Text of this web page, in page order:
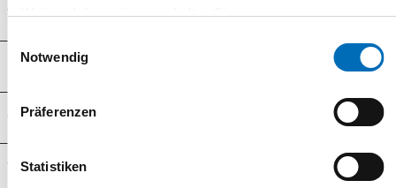
Weitere Informationen erhalten Sie in unseren
Einwilligungsauswahl
Notwendig
Präferenzen
Statistiken
Wer kann die THG-Quote verkaufen?
Brauche ich überhaupt eine Wallbox?
Gibt es einen Installationsservice für meine Wallbox?
Welche Ladeleistung sollte eine Wallbox haben?